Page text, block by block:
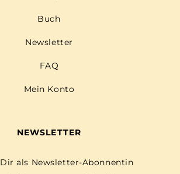
Buch
Newsletter
FAQ
Mein Konto
NEWSLETTER
als Newsletter-Abonnentin